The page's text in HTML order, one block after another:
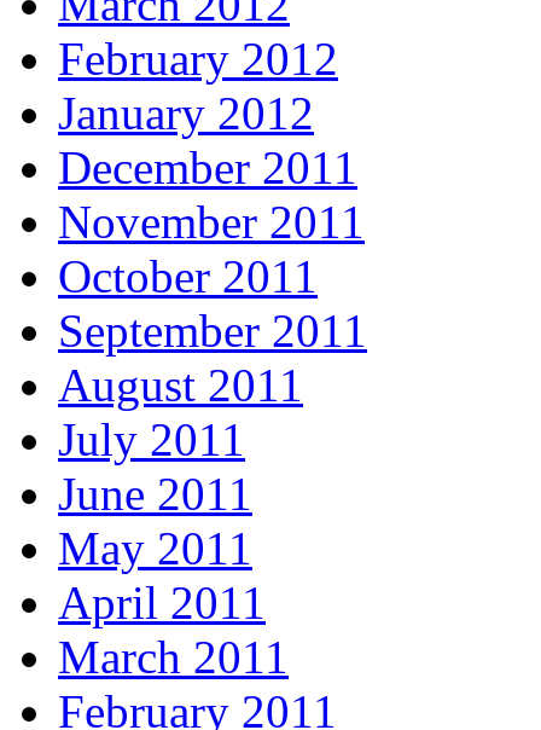
February 2012
January 2012
December 2011
November 2011
October 2011
September 2011
August 2011
July 2011
June 2011
May 2011
April 2011
March 2011
February 2011